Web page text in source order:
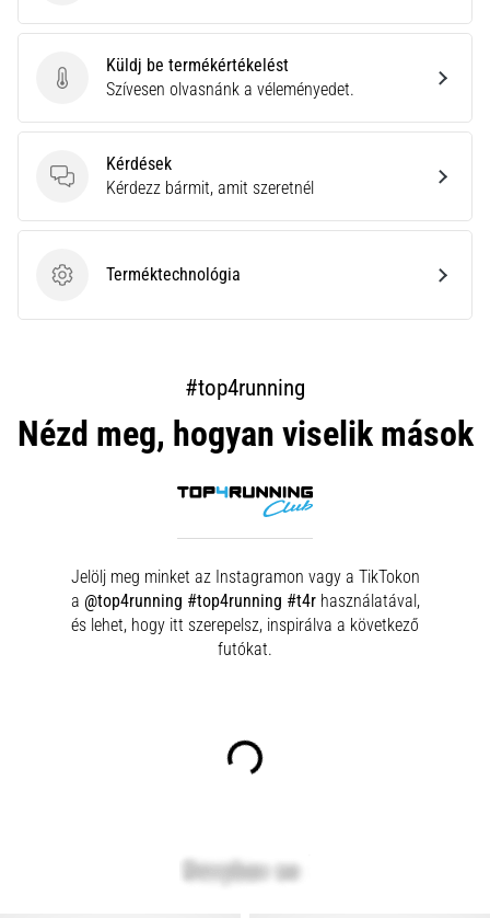
Küldj be termékértékelést
Küldj be termékértékelést
Szívesen olvasnánk a véleményedet.
Kérdések
Kérdések
Kérdezz bármit, amit szeretnél
Terméktechnológia
Terméktechnológia
#top4running
Nézd meg, hogyan viselik mások
Jelölj meg minket az Instagramon vagy a TikTokon
a @top4running #top4running #t4rhasználatával,
és lehet, hogy itt szerepelsz, inspirálva a következő
futókat.